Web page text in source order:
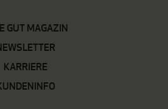
GUT MAGAZIN
KARRIERE